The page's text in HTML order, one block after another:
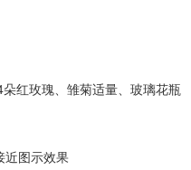
红玫瑰、雏菊适量、玻璃花瓶
近图示效果